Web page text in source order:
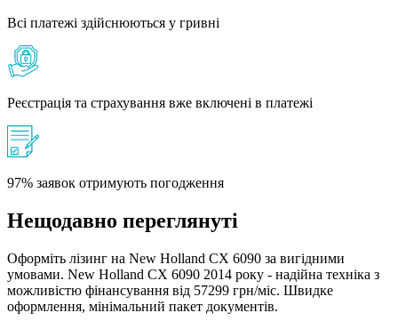
Всі платежі здійснюються у гривні
Реєстрація та страхування вже включені в платежі
97% заявок отримують погодження
Нещодавно переглянуті
Оформіть лізинг на New Holland CX 6090 за вигідними
умовами. New Holland CX 6090 2014 року - надійна техніка з
можливістю фінансування від 57299 грн/міс. Швидке
оформлення, мінімальний пакет документів.